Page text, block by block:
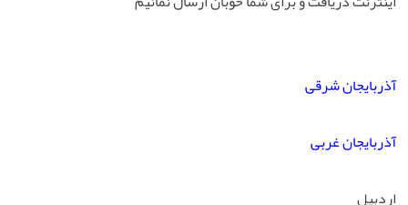
آذربایجان شرقی
آذربایجان غربی
اردبیل